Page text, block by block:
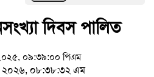
দিবস পালিত
০৯:৩৯:০০ পিএম
২০২৬, ০৮:৩৮:৩২ এম